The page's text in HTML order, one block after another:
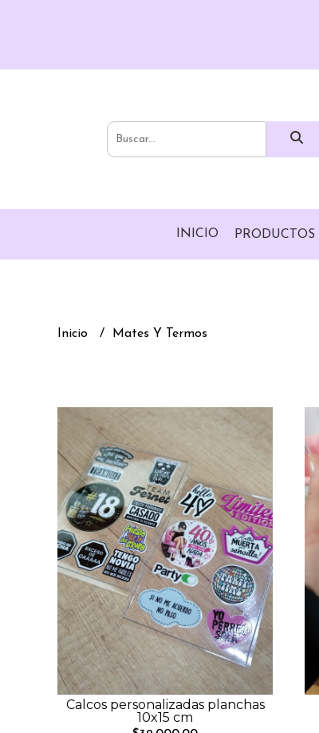
INICIO PRODUCTOS
Inicio Mates Y Termos
Calcos personalizadas planchas
10x15 cm